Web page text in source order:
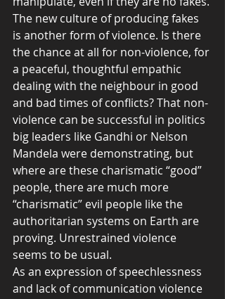
The new culture of producing fakes
is another form of violence. Is there
the chance at all for non-violence, for
a peaceful, thoughtful empathic
dealing with the neighbour in good
and bad times of conflicts? That non-
violence can be successful in politics
big leaders like Gandhi or Nelson
Mandela were demonstrating, but
where are these charismatic “good”
people, there are much more
“charismatic” evil people like the
authoritarian systems on Earth are
proving. Unrestrained violence
seems to be usual.
As an expression of speechlessness
and lack of communication violence